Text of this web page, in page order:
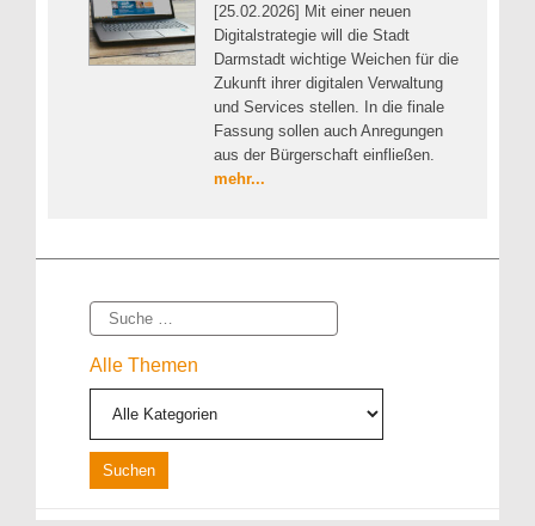
[25.02.2026] Mit einer neuen
Digitalstrategie will die Stadt
Darmstadt wichtige Weichen für die
Zukunft ihrer digitalen Verwaltung
und Services stellen. In die finale
Fassung sollen auch Anregungen
aus der Bürgerschaft einfließen.
mehr...
Suche
Alle Themen